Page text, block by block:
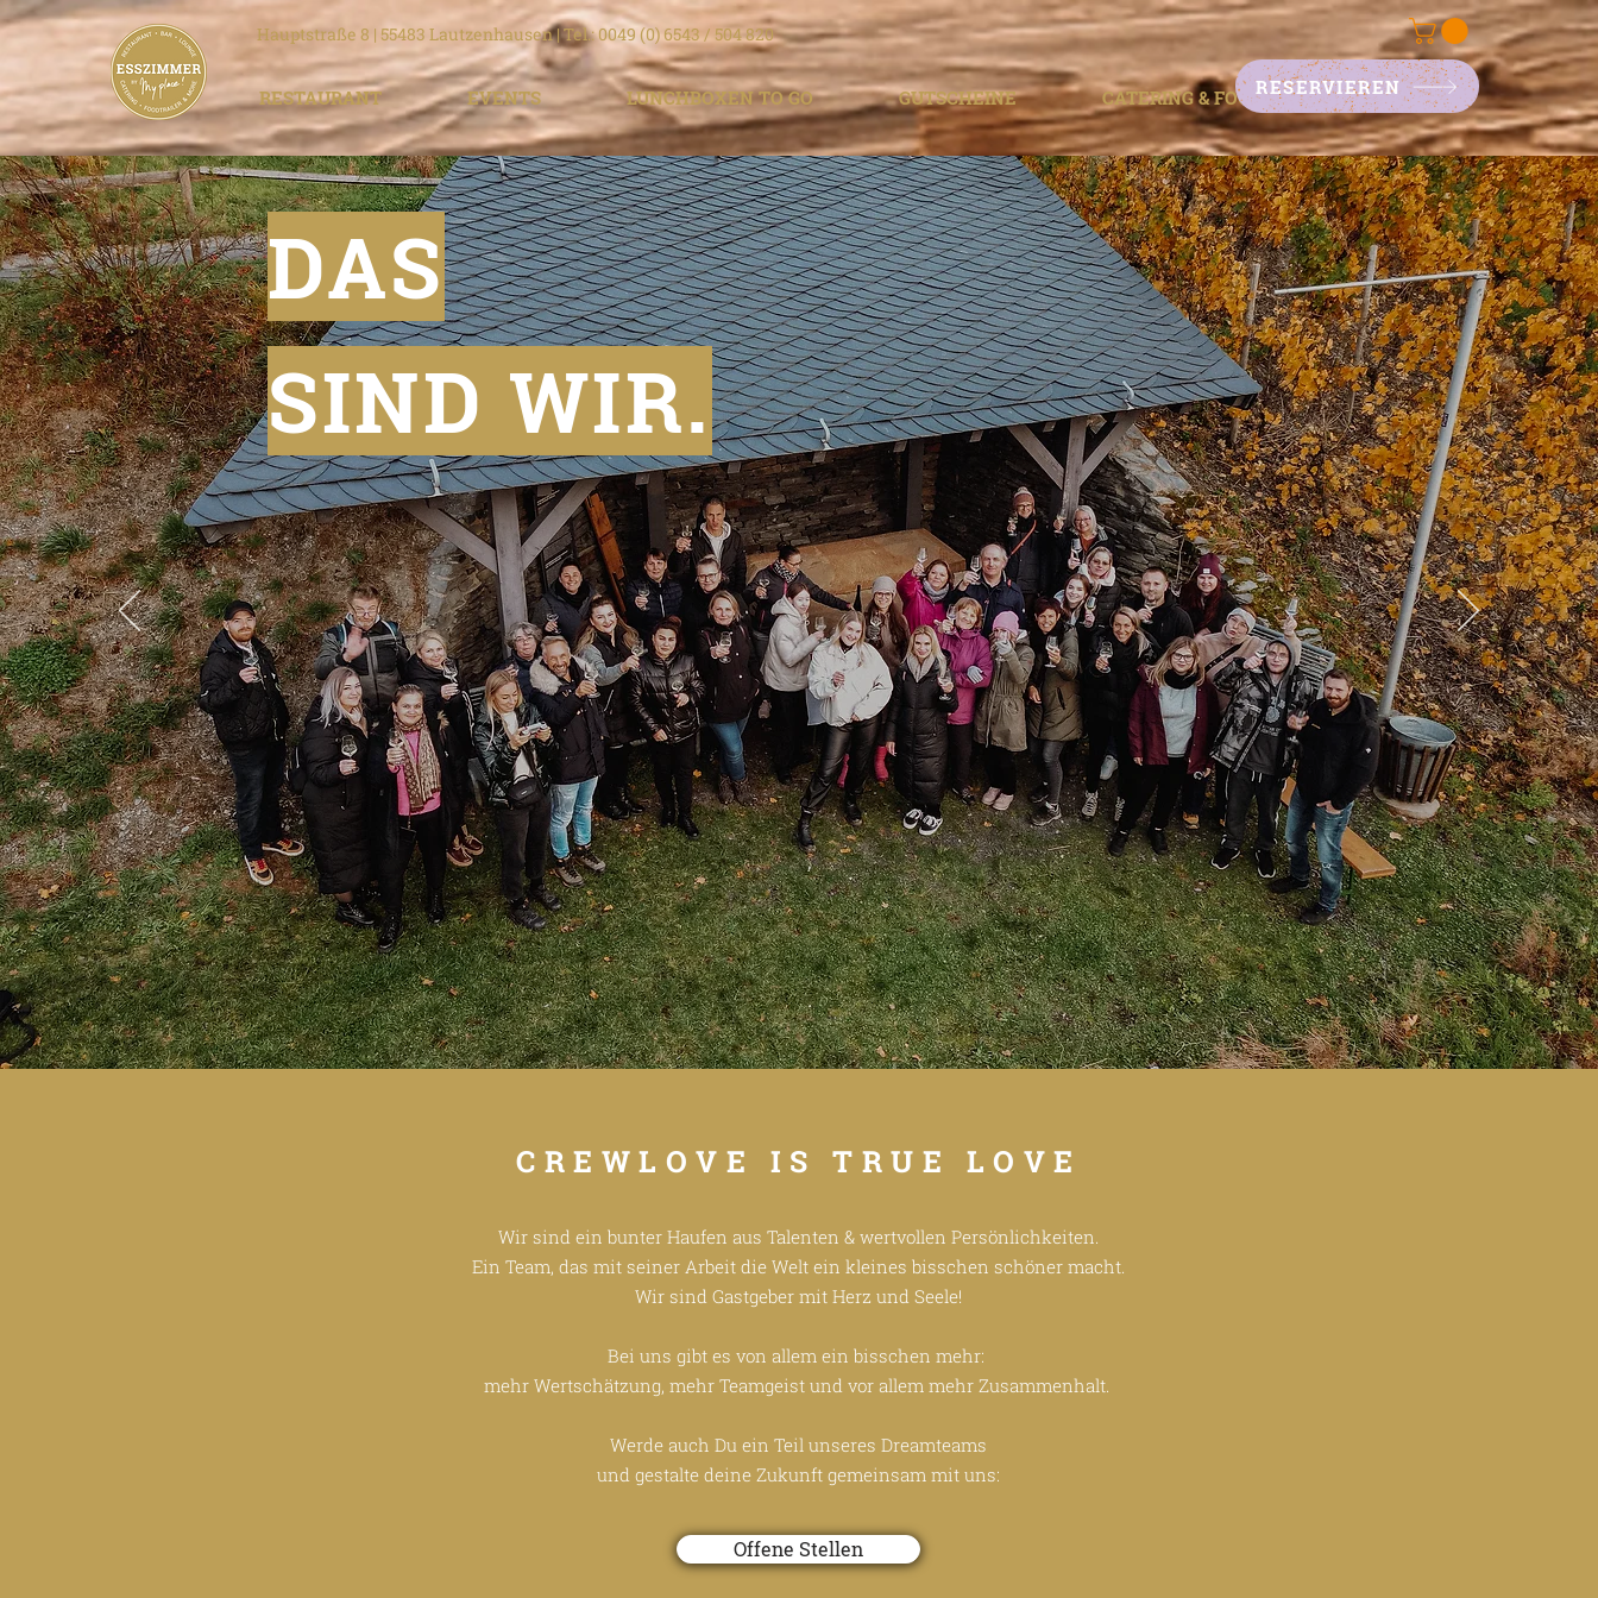
RESERVIEREN
RESTAURANT EVENTS LUNCHBOXEN TO GO GUTSCHEINE CATERING & FOODTRAILER
Hauptstraße 8 | 55483 Lautzenhausen | Tel.:0049 (0) 6543 / 504 820
DAS
SIND WIR.
CREWLOVE IS TRUE LOVE
Wir sind ein bunter Haufen aus Talenten & wertvollen Persönlichkeiten.
Ein Team, das mit seiner Arbeit die Welt ein kleines bisschen schöner macht.
Wir sind Gastgeber mit Herz und Seele!
Bei uns gibt es von allem ein bisschen mehr:
mehr Wertschätzung, mehr Teamgeist und vor allem mehr Zusammenhalt.
Werde auch Du ein Teil unseres Dreamteams
und gestalte deine Zukunft gemeinsam mit uns:
Offene Stellen